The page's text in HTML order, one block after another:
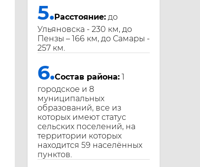
5.Расстояние: до
Ульяновска - 230 км, до
Пензы – 166 км, до Самары -
257 км.
6.Состав района: 1
городское и 8
муниципальных
образований, все из
которых имеют статус
сельских поселений, на
территории которых
находится 59 населённых
пунктов.